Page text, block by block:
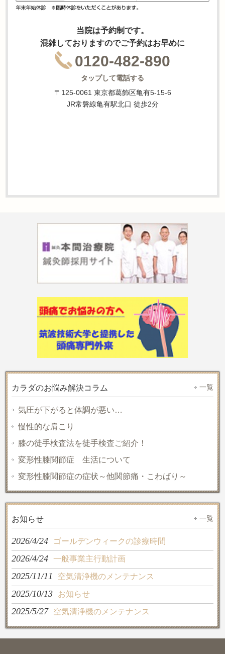
当院は予約制です。
混雑しておりますのでご予約はお早めに
0120-482-890
タップして電話する
〒125-0061 東京都葛飾区亀有5-15-6
JR常磐線亀有駅北口 徒歩2分
カラダのお悩み解決コラム 一覧
気圧が下がると体調が悪い…
慢性的な肩こり
膝の徒手検査法を徒手検査ご紹介！
変形性膝関節症 生活について
変形性膝関節症の症状～他関節痛・こわばり～
お知らせ 一覧
2026/4/24 ゴールデンウィークの診療時間
2026/4/24 一般事業主行動計画
2025/11/11 空気清浄機のメンテナンス
2025/10/13 お知らせ
2025/5/27 空気清浄機のメンテナンス